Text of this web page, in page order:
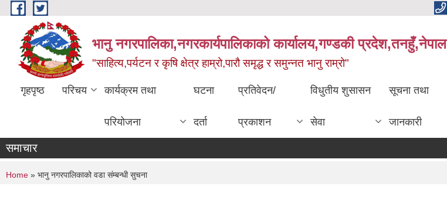
Skip to main content
भानु नगरपालिका,नगरकार्यपालिकाको कार्यालय,गण्डकी प्रदेश,तनहुँ,नेपाल
"साहित्य,पर्यटन र कृषि क्षेत्र हाम्रो,पारौ समृद्ध र समुन्नत भानु राम्रो"
गृहपृष्ठ परिचय कार्यक्रम तथा
परियोजना
घटना
दर्ता
प्रतिवेदन/
प्रकाशन
विधुतीय शुसासन
सेवा
सूचना तथा
जानकारी
समाचार
You are here
Home » भानु नगरपालिकाको वडा संम्बन्धी सुचना